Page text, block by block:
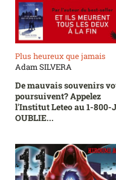
Plus heureux que jamais
Adam SILVERA
De mauvais souvenirs
poursuivent? Appelez
l'Institut Leteo au 1-800-
OUBLIE...